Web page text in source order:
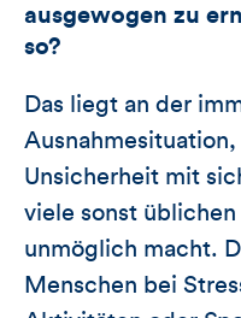
ausgewogen zu
so?
Das liegt an der
Unsicherheit mit
viele sonst
unmöglich macht.
Menschen bei